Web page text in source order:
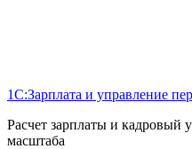
1С:Зарплата и управление
Расчет зарплаты и кадровый
масштаба